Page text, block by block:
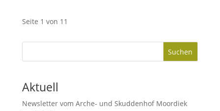
Seite 1 von 1 1
Suchen
Aktuell
Newsletter vom Arche- und Skuddenhof Moordiek